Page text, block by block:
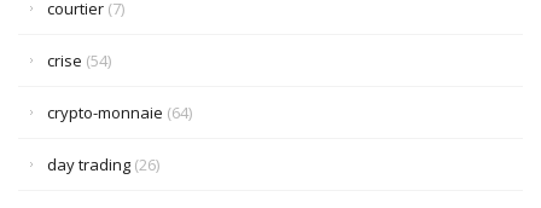
courtier (7)
crise (54)
crypto-monnaie (64)
day trading (26)